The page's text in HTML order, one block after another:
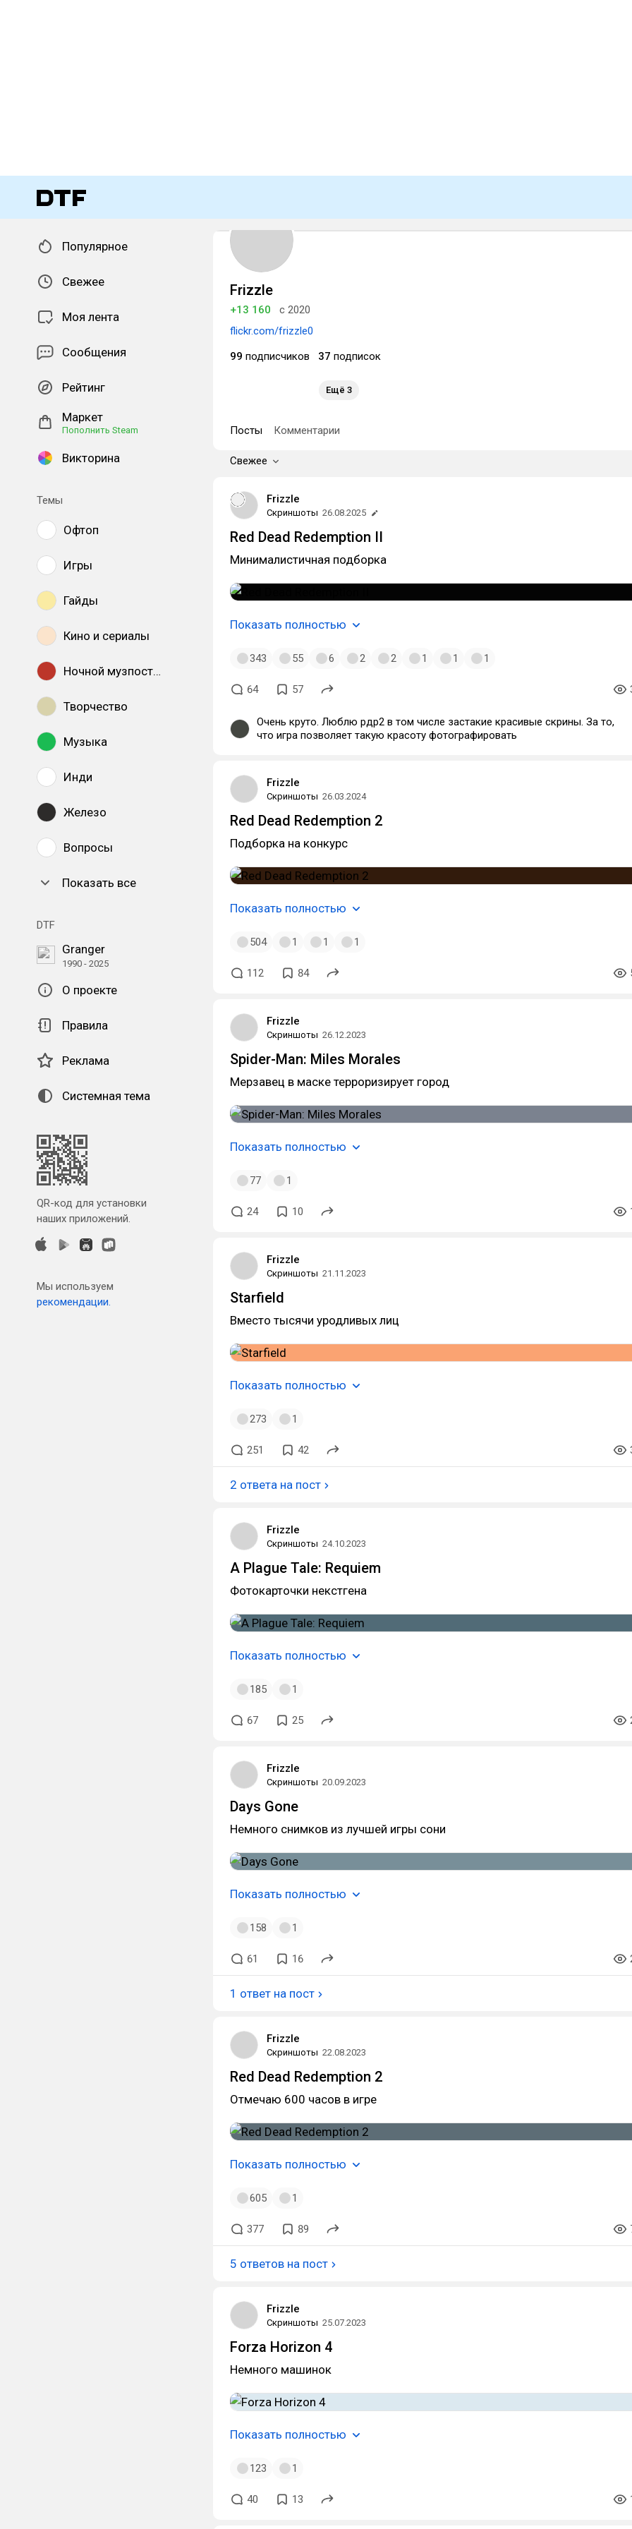
Популярное
Свежее
Моя лента
Сообщения
Рейтинг
Маркет
Пополнить Steam
Викторина
Темы
Офтоп
Игры
Гайды
Кино и сериалы
Ночной музпостинг
Творчество
Музыка
Инди
Железо
Вопросы
Показать все
DTF
Granger
1990 - 2025
О проекте
Правила
Реклама
Системная тема
QR-код для установки
наших приложений.
Мы используем
рекомендации.
Frizzle
+13 160
с 2020
flickr.com/frizzle0
99 подписчиков 37 подписок
Ещё 3
Посты Комментарии
Свежее
Frizzle
Скриншоты 26.08.2025
Red Dead Redemption II
Минималистичная подборка
Показать полностью
343 55 6 2 2 1 1 1
64 57
Очень круто. Люблю рдр2 в том числе застакие красивые скрины. За то,
что игра позволяет такую красоту фотографировать
Frizzle
Скриншоты 26.03.2024
Red Dead Redemption 2
Подборка на конкурс
Показать полностью
504 1 1 1
112 84
Frizzle
Скриншоты 26.12.2023
Spider-Man: Miles Morales
Мерзавец в маске терроризирует город
Показать полностью
77 1
24 10
Frizzle
Скриншоты 21.11.2023
Starfield
Вместо тысячи уродливых лиц
Показать полностью
273 1
251 42
2 ответа на пост
Frizzle
Скриншоты 24.10.2023
A Plague Tale: Requiem
Фотокарточки некстгена
Показать полностью
185 1
67 25
Frizzle
Скриншоты 20.09.2023
Days Gone
Немного снимков из лучшей игры сони
Показать полностью
158 1
61 16
1 ответ на пост
Frizzle
Скриншоты 22.08.2023
Red Dead Redemption 2
Отмечаю 600 часов в игре
Показать полностью
605 1
377 89
5 ответов на пост
Frizzle
Скриншоты 25.07.2023
Forza Horizon 4
Немного машинок
Показать полностью
123 1
40 13